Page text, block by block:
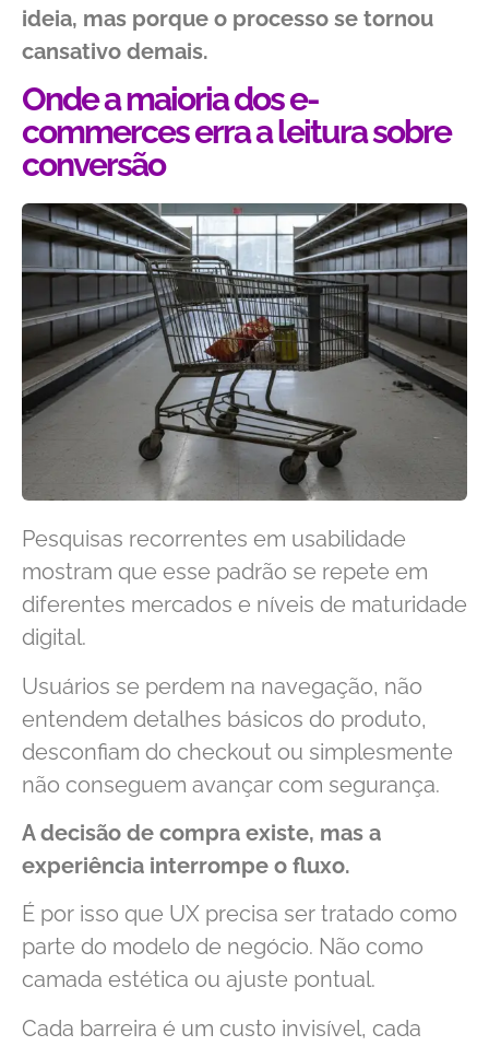
ideia, mas porque o processo se tornou
cansativo demais.
Onde a maioria dos e-
commerces erra a leitura sobre
conversão
Pesquisas recorrentes em usabilidade
mostram que esse padrão se repete em
diferentes mercados e níveis de maturidade
digital.
Usuários se perdem na navegação, não
entendem detalhes básicos do produto,
desconfiam do checkout ou simplesmente
não conseguem avançar com segurança.
A decisão de compra existe, mas a
experiência interrompe o fluxo.
É por isso que UX precisa ser tratado como
parte do modelo de negócio. Não como
camada estética ou ajuste pontual.
Cada barreira é um custo invisível, cada